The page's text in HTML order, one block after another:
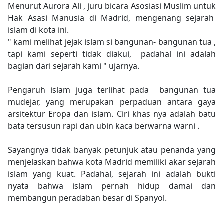
Menurut Aurora Ali , juru bicara Asosiasi Muslim untuk
Hak Asasi Manusia di Madrid, mengenang sejarah
islam di kota ini.
" kami melihat jejak islam si bangunan- bangunan tua ,
tapi kami seperti tidak diakui, padahal ini adalah
bagian dari sejarah kami " ujarnya.
Pengaruh islam juga terlihat pada bangunan tua
mudejar, yang merupakan perpaduan antara gaya
arsitektur Eropa dan islam. Ciri khas nya adalah batu
bata tersusun rapi dan ubin kaca berwarna warni .
Sayangnya tidak banyak petunjuk atau penanda yang
menjelaskan bahwa kota Madrid memiliki akar sejarah
islam yang kuat. Padahal, sejarah ini adalah bukti
nyata bahwa islam pernah hidup damai dan
membangun peradaban besar di Spanyol.